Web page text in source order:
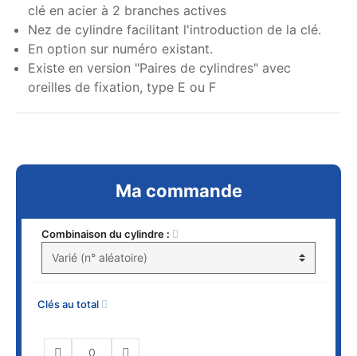
clé en acier à 2 branches actives
Nez de cylindre facilitant l'introduction de la clé.
En option sur numéro existant.
Existe en version "Paires de cylindres" avec
oreilles de fixation, type E ou F
Ma commande
Combinaison du cylindre :
Clés au total